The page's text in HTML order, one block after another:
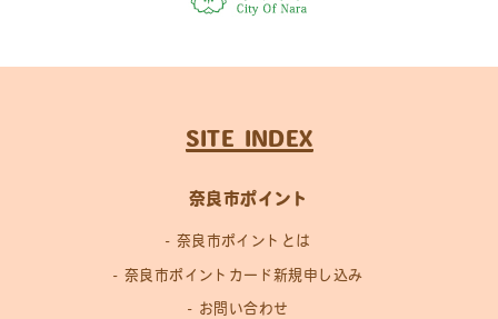
SITE INDEX
奈良市ポイント
奈良市ポイントとは
奈良市ポイントカード新規申し込み
お問い合わせ